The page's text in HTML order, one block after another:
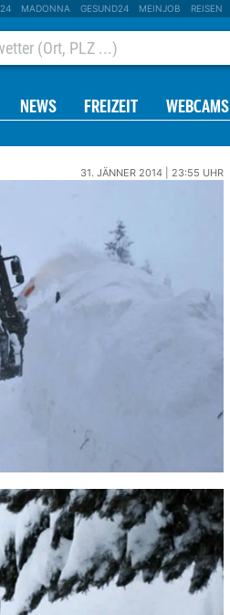
MADONNA GESUND24 MEINJOB REISEN
NEWS FREIZEIT WEBCAMS
31. JÄNNER 2014 | 23:55 UHR